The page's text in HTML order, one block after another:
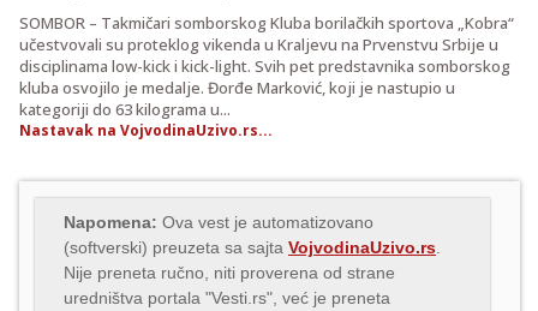
SOMBOR – Takmičari somborskog Kluba borilačkih sportova „Kobra“
učestvovali su proteklog vikenda u Kraljevu na Prvenstvu Srbije u
disciplinama low-kick i kick-light. Svih pet predstavnika somborskog
kluba osvojilo je medalje. Đorđe Marković, koji je nastupio u
kategoriji do 63 kilograma u...
Nastavak na VojvodinaUzivo.rs...
Napomena: Ova vest je automatizovano
(softverski) preuzeta sa sajta VojvodinaUzivo.rs
Nije preneta ručno, niti proverena od strane
uredništva portala "Vesti.rs", već je preneta